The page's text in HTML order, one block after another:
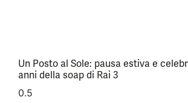
Un Posto al Sole: pausa estiva e
anni della soap di Rai 3